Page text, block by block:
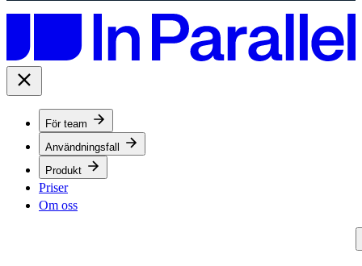
För team
Användningsfall
Produkt
Priser
Om oss